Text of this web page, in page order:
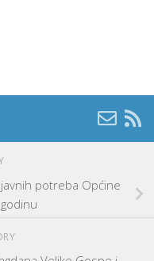
potreba Općine